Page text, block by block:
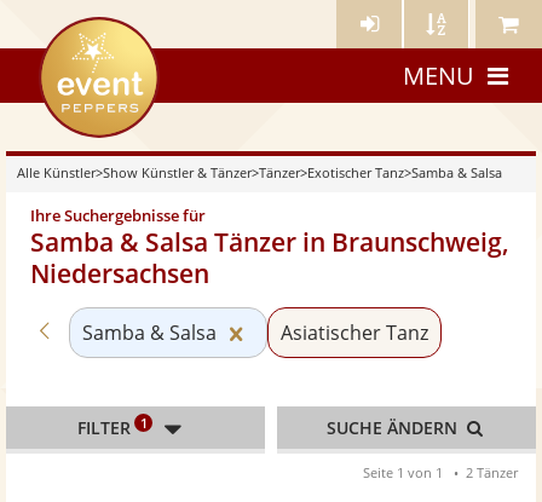
Künstler- Künstler Meine
eventpeppers
MENU
Alle Künstler>Show Künstler & Tänzer>Tänzer>Exotischer Tanz>Samba & Salsa
Ihre Suchergebnisse für
Samba & Salsa Tänzer in Braunschweig,
Niedersachsen
Zurück zu «Exotischer Tanz»
Samba & Salsa Kategorie «Samba & Salsa»
Asiatischer Tanz
FILTER 1 SUCHE ÄNDERN
Seite 1 von 1 2 Tänzer